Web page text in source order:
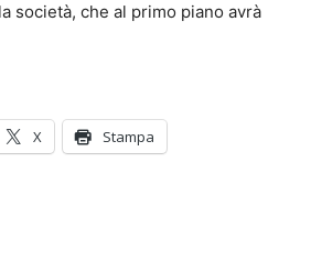
società, che al primo piano avrà
X Stampa